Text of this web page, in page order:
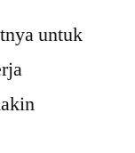
untuk